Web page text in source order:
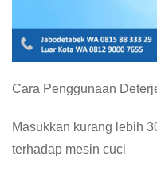
Cara Penggunaan
Masukkan kurang lebih
terhadap mesin cuci